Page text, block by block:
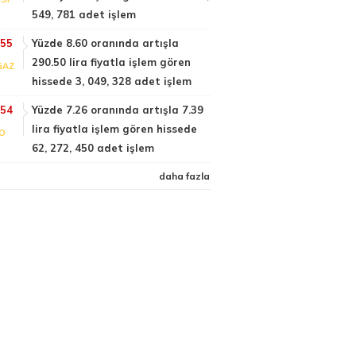
549, 781 adet işlem
Yüzde 8.60 oranında artışla
290.50 lira fiyatla işlem gören
hissede 3, 049, 328 adet işlem
Yüzde 7.26 oranında artışla 7.39
lira fiyatla işlem gören hissede
62, 272, 450 adet işlem
daha fazla